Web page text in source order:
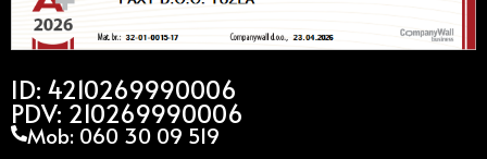
ID: 4210269990006
PDV: 210269990006
Mob: 060 30 09 519